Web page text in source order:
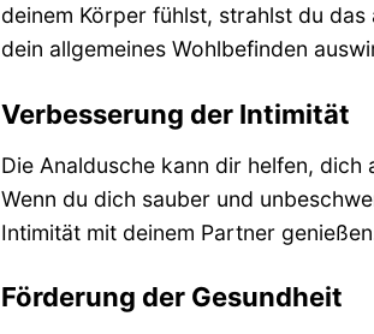
deinem Körper fühlst, strahlst du
dein allgemeines Wohlbefinden
Verbesserung der Intimität
Die Analdusche kann dir helfen,
Wenn du dich sauber und
Intimität mit deinem Partner
Förderung der Gesundheit